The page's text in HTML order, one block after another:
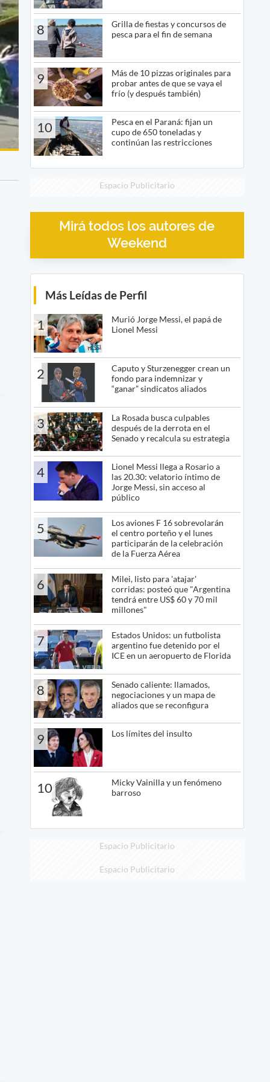
8
Grilla de fiestas y concursos de
pesca para el fin de semana
9
Más de 10 pizzas originales para
probar antes de que se vaya el
frío (y después también)
10
Pesca en el Paraná: fijan un
cupo de 650 toneladas y
continúan las restricciones
Espacio Publicitario
Mirá todos los autores de
Weekend
Más Leídas de Perfil
1
Murió Jorge Messi, el papá de
Lionel Messi
2
Caputo y Sturzenegger crean un
fondo para indemnizar y
“ganar” sindicatos aliados
3
La Rosada busca culpables
después de la derrota en el
Senado y recalcula su estrategia
4
Lionel Messi llega a Rosario a
las 20.30: velatorio íntimo de
Jorge Messi, sin acceso al
público
5
Los aviones F 16 sobrevolarán
el centro porteño y el lunes
participarán de la celebración
de la Fuerza Aérea
6
Milei, listo para 'atajar'
corridas: posteó que "Argentina
tendrá entre US$ 60 y 70 mil
millones"
7
Estados Unidos: un futbolista
argentino fue detenido por el
ICE en un aeropuerto de Florida
8
Senado caliente: llamados,
negociaciones y un mapa de
aliados que se reconfigura
9 Los límites del insulto
10
Micky Vainilla y un fenómeno
barroso
Espacio Publicitario
Espacio Publicitario